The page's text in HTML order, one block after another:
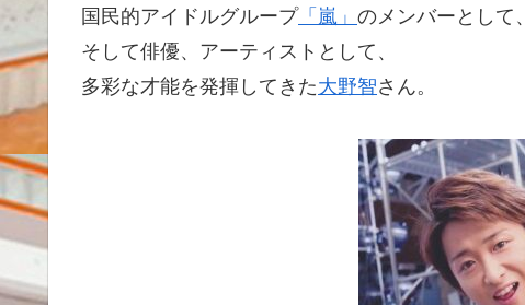
国民的アイドルグループ「嵐」 のメンバーとして、
そして俳優、アーティストとして、
多彩な才能を発揮してきた大野智さん。